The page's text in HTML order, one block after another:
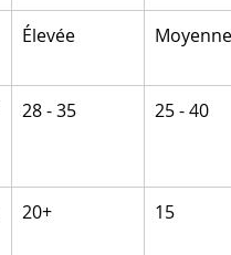
Élevée Moyenne
28 - 35 25 - 40
20+ 15